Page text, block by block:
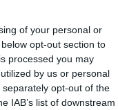
of your personal or
opt-out section to
processed you may
by us or personal
opt-out of the
IAB’s list of downstream